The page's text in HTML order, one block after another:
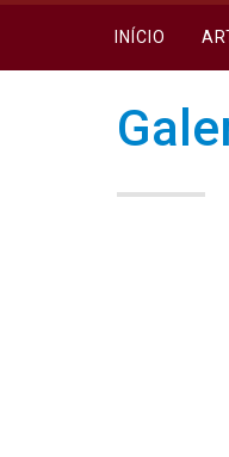
INÍCIO